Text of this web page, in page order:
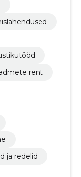
rent
ja redelid